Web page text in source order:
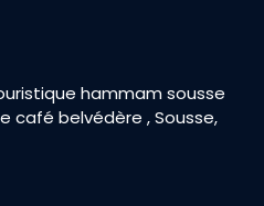
hammam sousse
café belvédère , Sousse,